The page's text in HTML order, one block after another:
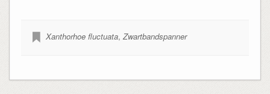
Xanthorhoe fluctuata,Zwartbandspanner